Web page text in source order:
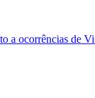
a ocorrências de